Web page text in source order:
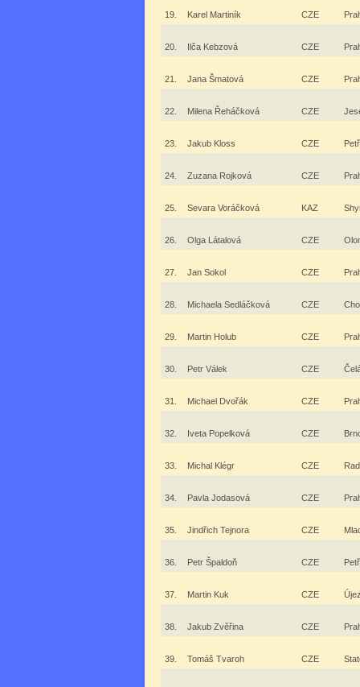
19. Karel Martiník CZE
20. Ilča Kebzová CZE
21. Jana Šmatová CZE
22. Milena Řeháčková CZE
23. Jakub Kloss CZE
24. Zuzana Rojková CZE
25. Sevara Voráčková KAZ
26. Olga Látalová CZE
27. Jan Sokol CZE
28. Michaela Sedláčková CZE
29. Martin Holub CZE
30. Petr Válek CZE
31. Michael Dvořák CZE
32. Iveta Popelková CZE
33. Michal Klégr CZE
34. Pavla Jodasová CZE
35. Jindřich Tejnora CZE
36. Petr Špaldoň CZE
37. Martin Kuk CZE
38. Jakub Zvěřina CZE
39. Tomáš Tvaroh CZE